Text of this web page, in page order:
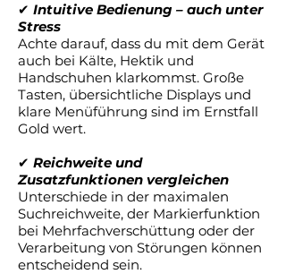
✔ Intuitive Bedienung – auch unter
Stress
Achte darauf, dass du mit dem Gerät
auch bei Kälte, Hektik und
Handschuhen klarkommst. Große
Tasten, übersichtliche Displays und
klare Menüführung sind im Ernstfall
Gold wert.
✔ Reichweite und
Zusatzfunktionen vergleichen
Unterschiede in der maximalen
Suchreichweite, der Markierfunktion
bei Mehrfachverschüttung oder der
Verarbeitung von Störungen können
entscheidend sein.